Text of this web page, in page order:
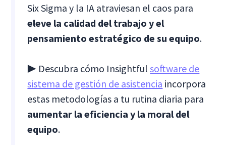
Six Sigma y la IA atraviesan el caos para
eleve la calidad del trabajo y el
pensamiento estratégico de su equipo.
▶ Descubra cómo Insightfulsoftware de
sistema de gestión de asistencia incorpora
estas metodologías a tu rutina diaria para
aumentar la eficiencia y la moral del
equipo.